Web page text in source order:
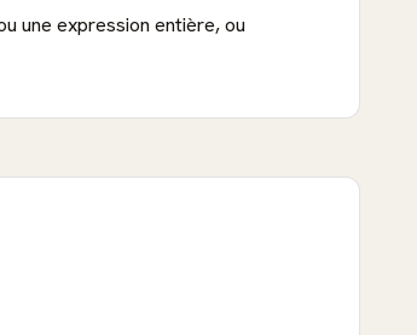
une expression entière, ou